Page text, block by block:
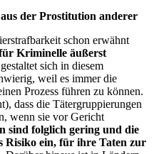
der Prostitution anderer
schon erwähnt
Kriminelle äußerst
sich in diesem
weil es immer die
Prozess führen zu können.
dass die Tätergruppierungen
wenn sie vor Gericht
sind folglich gering und die
Risiko ein, für ihre Taten zur